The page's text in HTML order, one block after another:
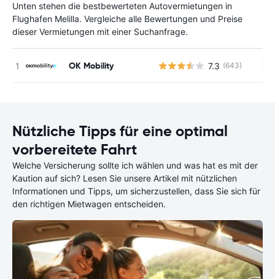
Unten stehen die bestbewerteten Autovermietungen in
Flughafen Melilla. Vergleiche alle Bewertungen und Preise
dieser Vermietungen mit einer Suchanfrage.
OK Mobility 7.3 (643)
Nützliche Tipps für eine optimal
vorbereitete Fahrt
Welche Versicherung sollte ich wählen und was hat es mit der
Kaution auf sich? Lesen Sie unsere Artikel mit nützlichen
Informationen und Tipps, um sicherzustellen, dass Sie sich für
den richtigen Mietwagen entscheiden.